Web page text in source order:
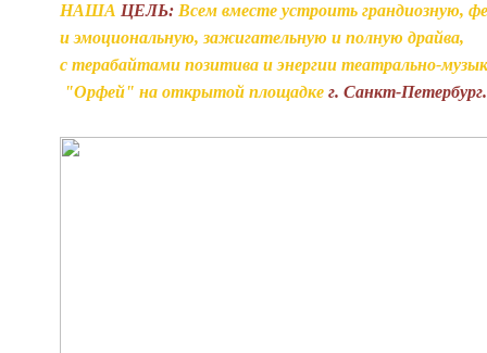
НАША ЦЕЛЬ: Всем вместе устроить грандиозную,
и эмоциональную, зажигательную и полную драйва,
с терабайтами позитива и энергии театрально-
"Орфей" на открытой площадке г. Санкт-Петербург.